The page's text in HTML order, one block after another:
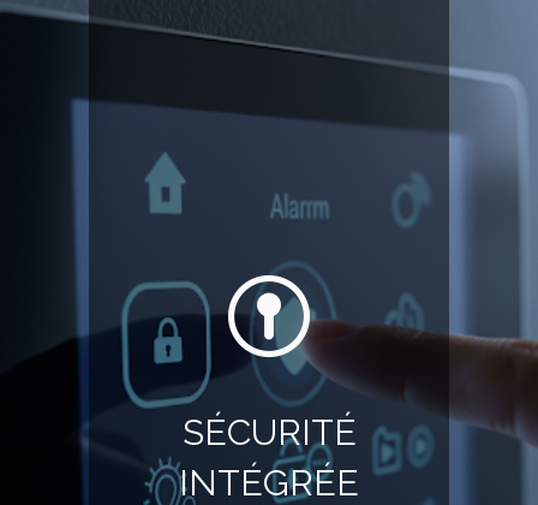
SÉCURITÉ
INTÉGRÉE